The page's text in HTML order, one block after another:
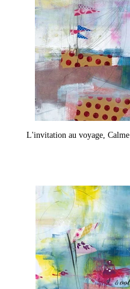
L'invitation au voyage,